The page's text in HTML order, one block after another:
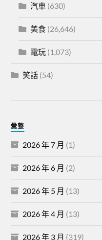
汽車 (630)
美食 (26,646)
電玩 (1,073)
笑話 (54)
彙整
2026 年 7 月 (1)
2026 年 6 月 (2)
2026 年 5 月 (13)
2026 年 4 月 (13)
2026 年 3 月 (319)